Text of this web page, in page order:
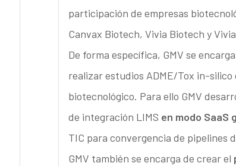
participación de empresas
Canvax Biotech, Vivia Biotech y
De forma específica, GMV se
realizar estudios ADME/Tox in-
biotecnológico. Para ello GMV
de integración LIMS en modo SaaS
TIC para convergencia de pipelines
GMV también se encarga de crear el